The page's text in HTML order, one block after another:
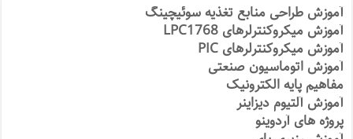
آموزش طراحی منابع تغذیه سوئیچینگ
آموزش میکروکنترلرهای LPC1768
آموزش میکروکنترلرهای PIC
آموزش اتوماسیون صنعتی
مفاهیم پایه الکترونیک
آموزش آلتیوم دیزاینر
پروژه های آردوینو